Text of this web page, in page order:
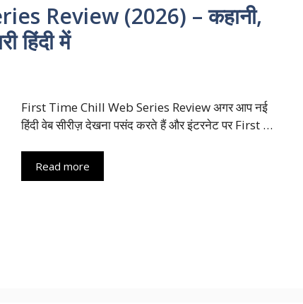
Review (2026) – कहानी,
हिंदी में
First Time Chill Web Series Review अगर आप नई
हिंदी वेब सीरीज़ देखना पसंद करते हैं और इंटरनेट पर First …
Read more